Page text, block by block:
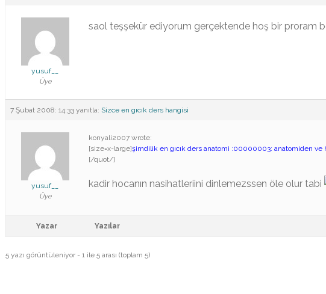
yusuf__
Üye
saol teşşekür ediyorum gerçektende hoş bir proram
7 Şubat 2008: 14:33 yanıtla: Sizce en gıcık ders hangisi
yusuf__
Üye
konyali2007 wrote:
[size=x-large]şimdilik en gıcık ders anatomi :00000003: anatomiden ve
[/quot/]
kadir hocanın nasihatleriini dinlemezssen öle olur tabi
Yazar Yazılar
5 yazı görüntüleniyor - 1 ile 5 arası (toplam 5)